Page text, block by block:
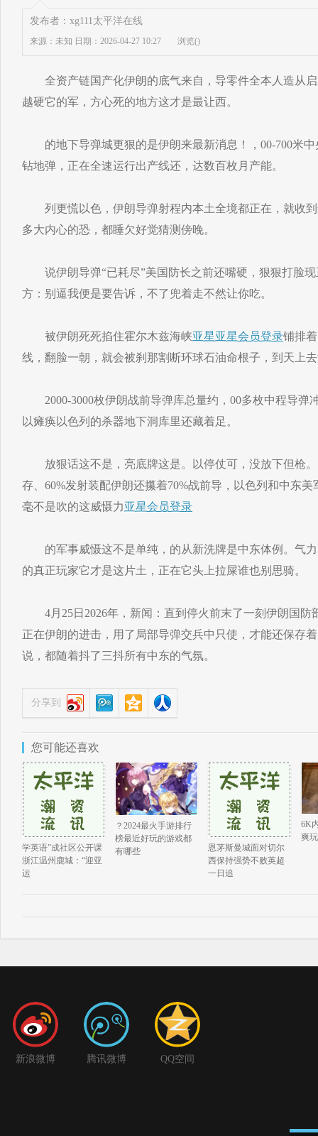
发布者：xg111太平洋在线
来源：未知 日期：2026-04-27 10:27 浏览()
全资产链国产化伊朗的底气来自，导零件全本人造从启
越硬它的军，方心死的地方这才是最让西。
的地下导弹城更狠的是伊朗来最新消息！，00-700米中
钻地弹，正在全速运行出产线还，达数百枚月产能。
列更慌以色，伊朗导弹射程内本土全境都正在，就收到
多大内心的恐，都睡欠好觉猜测傍晚。
说伊朗导弹“已耗尽”美国防长之前还嘴硬，狠狠打脸现
方：别逼我便是要告诉，不了兜着走不然让你吃。
被伊朗死死掐住霍尔木兹海峡亚星亚星会员登录铺排
线，翻脸一朝，就会被刹那割断环球石油命根子，到天上
2000-3000枚伊朗战前导弹库总量约，00多枚中程导弹
以瘫痪以色列的杀器地下洞库里还藏着足。
放狠话这不是，亮底牌这是。以停仗可，没放下但枪。
存、60%发射装配伊朗还攥着70%战前导，以色列和中东
毫不是吹的这威慑力亚星会员登录
的军事威慑这不是单纯，的从新洗牌是中东体例。气力
的真正玩家它才是这片土，正在它头上拉屎谁也别思骑。
4月25日2026年，新闻：直到停火前末了一刻伊朗国防
正在伊朗的进击，用了局部导弹交兵中只使，才能还保存
说，都随着抖了三抖所有中东的气氛。
分享到
您可能还喜欢
学英语”成社区公开课
浙江温州鹿城：“迎亚
运
？2024最火手游排行
榜最近好玩的游戏都
有哪些
恩茅斯曼城面对切尔
西保持强势不败英超
一日追
6K
爽
新浪微博 腾讯微博 QQ空间